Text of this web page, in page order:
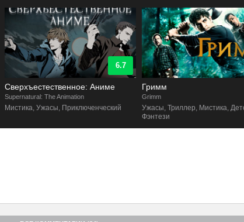
Клуни иКвентин Тарантино), совершив ограбление банка,
в заложники разочаровавшегося в вере священника (Харви
в Мексику, где их уже ждет подельник. Время до
баре для дальнобойщиков. Но «переждать» в
на «пережить», и сделать это оказывается совсем
6.7
Сверхъестественное: Аниме
Supernatural: The Animation
Ужасы, Приключенческий
Гримм
Grimm
Ужасы, Триллер, Мистика,
Фэнтези